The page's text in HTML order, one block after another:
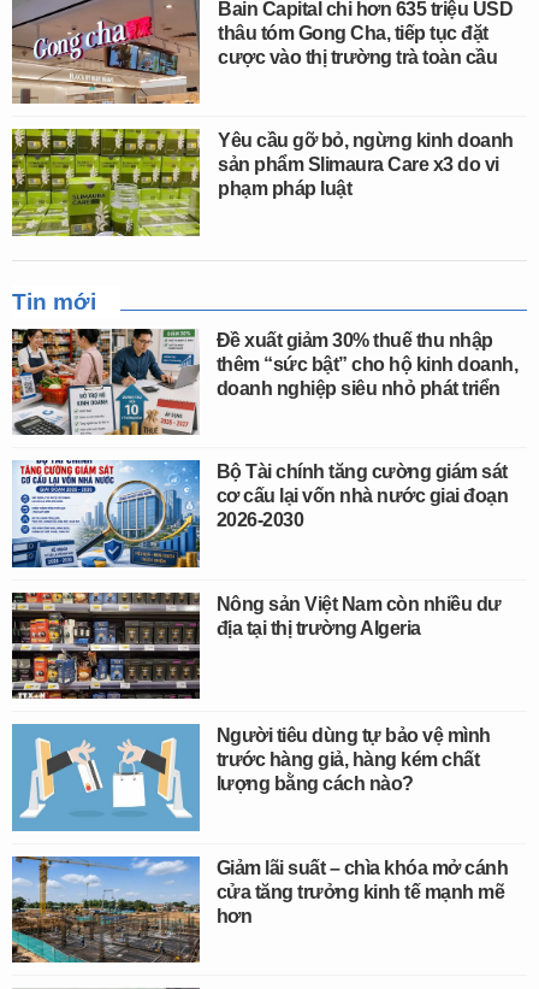
Bain Capital chi hơn 635 triệu USD
thâu tóm Gong Cha, tiếp tục đặt
cược vào thị trường trà toàn cầu
Yêu cầu gỡ bỏ, ngừng kinh doanh
sản phẩm Slimaura Care x3 do vi
phạm pháp luật
Tin mới
Đề xuất giảm 30% thuế thu nhập
thêm “sức bật” cho hộ kinh doanh,
doanh nghiệp siêu nhỏ phát triển
Bộ Tài chính tăng cường giám sát
cơ cấu lại vốn nhà nước giai đoạn
2026-2030
Nông sản Việt Nam còn nhiều dư
địa tại thị trường Algeria
Người tiêu dùng tự bảo vệ mình
trước hàng giả, hàng kém chất
lượng bằng cách nào?
Giảm lãi suất – chìa khóa mở cánh
cửa tăng trưởng kinh tế mạnh mẽ
hơn